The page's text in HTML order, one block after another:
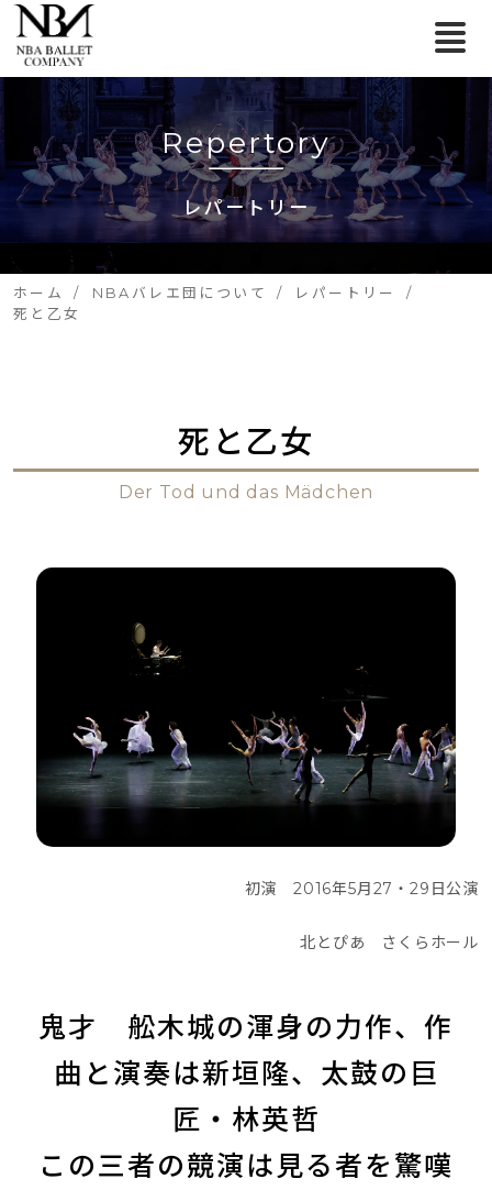
Repertory
レパートリー
ホーム NBAバレエ団について
レパートリー
死と乙女
死と乙女
Der Tod und das Mädchen
初演　2016年5月27・29日公演
北とぴあ　さくらホール
鬼才　舩木城の渾身の力作、作
曲と演奏は新垣隆、太鼓の巨
匠・林英哲
この三者の競演は見る者を驚嘆